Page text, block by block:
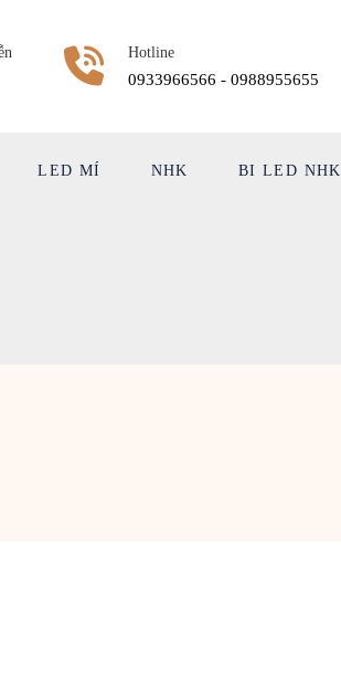
Hotline
0933966566 - 0988955655
LED MÍ NHK BI LED NHK